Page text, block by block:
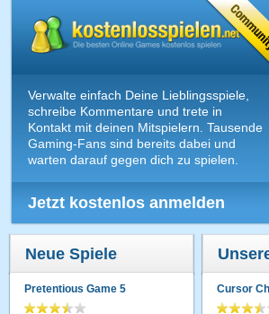
Verwalte einfach Deine Lieblingsspiele,
schreibe Kommentare und trete in
Kontakt mit deinen Mitspielern. Tausende
Gaming-Fans sind bereits dabei und
warten darauf gegen dich zu spielen.
Jetzt kostenlos anmelden
Neue Spiele
Pretentious Game 5 Cursor